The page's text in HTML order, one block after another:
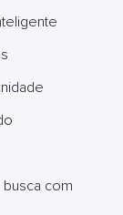
com